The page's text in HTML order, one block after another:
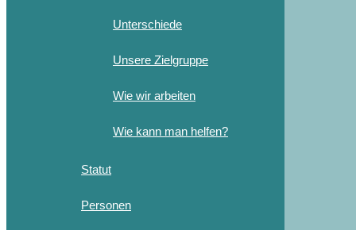
Unterschiede
Unsere Zielgruppe
Wie wir arbeiten
Wie kann man helfen?
Statut
Personen